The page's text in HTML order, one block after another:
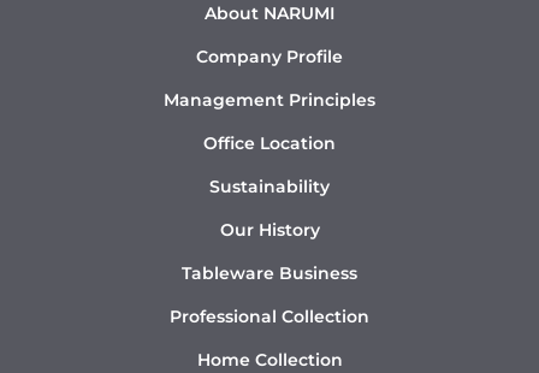
About NARUMI
Company Profile
Management Principles
Office Location
Sustainability
Our History
Tableware Business
Professional Collection
Home Collection